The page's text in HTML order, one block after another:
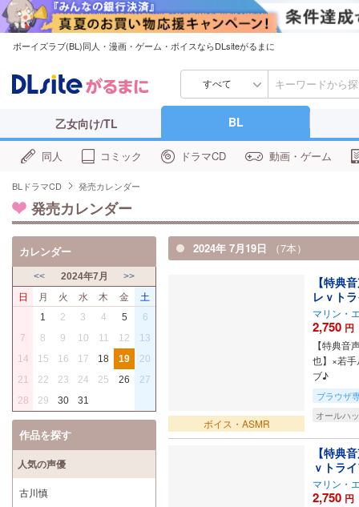
ボーイズラブ(BL)同人・漫画・ゲーム・ボイスならDLsiteがるまに
すべて
乙女向け/TL BL
同人 コミック ドラマCD 動画・ゲーム
BLドラマCD 発売カレンダー
発売カレンダー
2024年 7月19日 （7本）
ボイス・ASMR
【特典
レｖト
マリン・
2,750 円
【特典
也】×若
ブ♪
ブラウザ
オールハ
【特典
ｖトラ
マリン・
2,750 円
カレンダー
<< 2024年7月 >>
日 月 火 水 木 金 土
1 2 3 4 5
6
7
8 9 10 11 12
13
14
15 16 17 18 19
20
21
22 23 24 25 26
27
28
29 30 31
作品を探す
人気の声優
古川慎